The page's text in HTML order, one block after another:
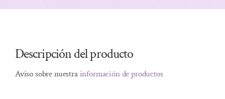
Descripción del producto
Aviso sobre nuestrainformación de productos